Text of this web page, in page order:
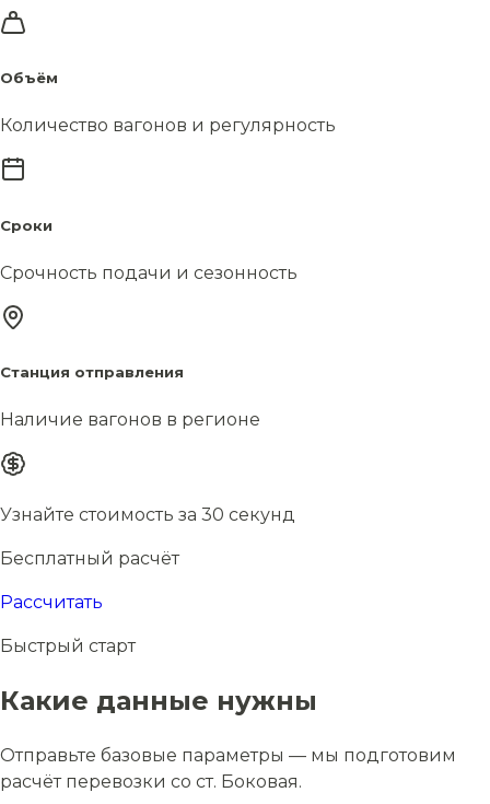
Объём
Количество вагонов и регулярность
Сроки
Срочность подачи и сезонность
Станция отправления
Наличие вагонов в регионе
Узнайте стоимость за 30 секунд
Бесплатный расчёт
Рассчитать
Быстрый старт
Какие данные нужны
Отправьте базовые параметры — мы подготовим
расчёт перевозки со ст. Боковая.